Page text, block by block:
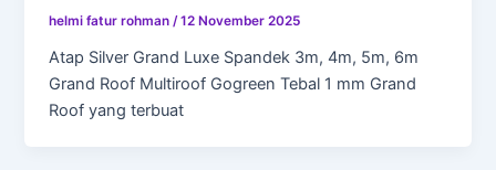
helmi fatur rohman /12 November 2025
Atap Silver Grand Luxe Spandek 3m, 4m, 5m, 6m
Grand Roof Multiroof Gogreen Tebal 1 mm Grand
Roof yang terbuat